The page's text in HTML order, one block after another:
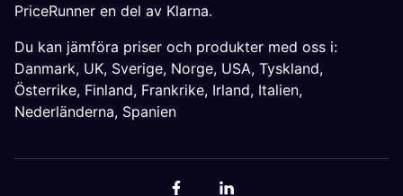
PriceRunner en del av Klarna.
Du kan jämföra priser och produkter med oss i:
Danmark, UK, Sverige, Norge, USA, Tyskland,
Österrike, Finland, Frankrike, Irland, Italien,
Nederländerna, Spanien